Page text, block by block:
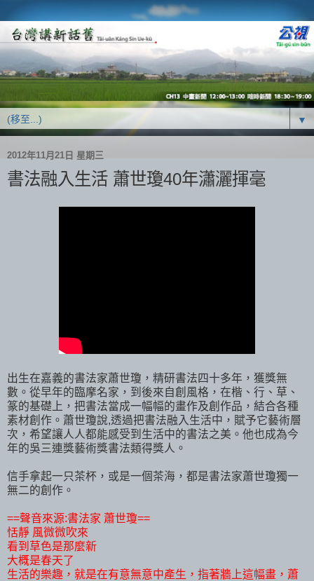
▼
2012年11月21日 星期三
書法融入生活 蕭世瓊40年瀟灑揮毫
出生在嘉義的書法家蕭世瓊，精研書法四十多年，獲獎無
數。從早年的臨摩名家，到後來自創風格，在楷、行、草、
篆的基礎上，把書法當成一幅幅的畫作及創作品，結合各種
素材創作。蕭世瓊說,透過把書法融入生活中，賦予它藝術層
次，希望讓人人都能感受到生活中的書法之美。他也成為今
年的吳三連獎藝術獎書法類得獎人。
信手拿起一只茶杯，或是一個茶海，都是書法家蕭世瓊獨一
無二的創作。
==聲音來源:書法家 蕭世瓊==
恬靜 風微微吹來
看到草色是那麼新
大概是春天了
生活的樂趣，就是在有意無意中產生，指著牆上這幅畫，蕭